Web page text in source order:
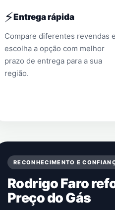
⚡Entrega rápida
Compare diferentes revendas e
escolha a opção com melhor
prazo de entrega para a sua
região.
RECONHECIMENTO E
Rodrigo Faro
Preço do Gás